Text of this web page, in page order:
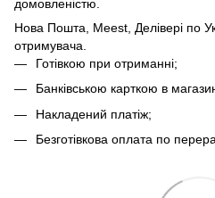
домовленістю.
Нова Пошта, Meest, Делівері по
отримувача.
Готівкою при отриманні;
Банківською карткою в
Накладений платіж;
Безготівкова оплата по